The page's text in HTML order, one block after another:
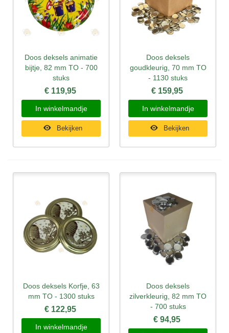
Doos deksels animatie
bijtje, 82 mm TO - 700
stuks
€ 119,95
In winkelmandje
Bekijken
Doos deksels
goudkleurig, 70 mm TO
- 1130 stuks
€ 159,95
In winkelmandje
Bekijken
Doos deksels Korfje, 63
mm TO - 1300 stuks
€ 122,95
In winkelmandje
Doos deksels
zilverkleurig, 82 mm TO
- 700 stuks
€ 94,95